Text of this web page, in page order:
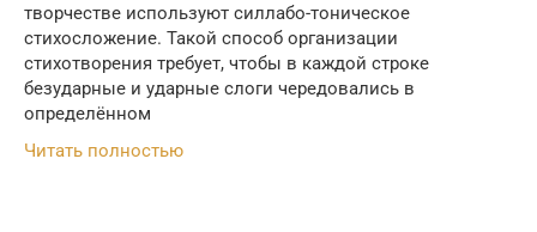
творчестве используют силлабо-тоническое
стихосложение. Такой способ организации
стихотворения требует, чтобы в каждой строке
безударные и ударные слоги чередовались в
определённом
Читать полностью